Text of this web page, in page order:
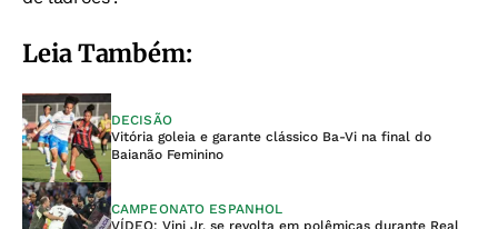
Leia Também:
DECISÃO
Vitória goleia e garante clássico Ba-Vi na final do
Baianão Feminino
CAMPEONATO ESPANHOL
VÍDEO: Vini Jr. se revolta em polêmicas durante Real